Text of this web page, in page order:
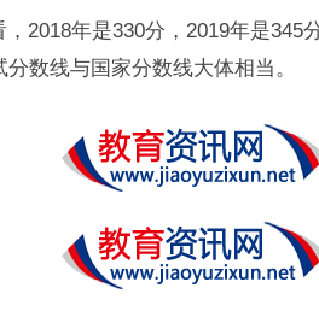
2018年是330分，2019年是345
数线与国家分数线大体相当。